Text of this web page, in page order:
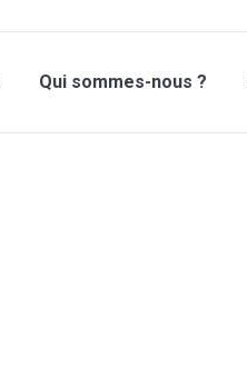
Qui sommes-nous ?